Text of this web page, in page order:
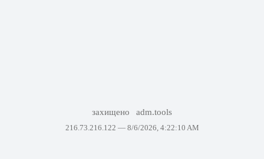
захищено adm.tools
216.73.216.122 — 8/6/2026, 4:22:10 AM